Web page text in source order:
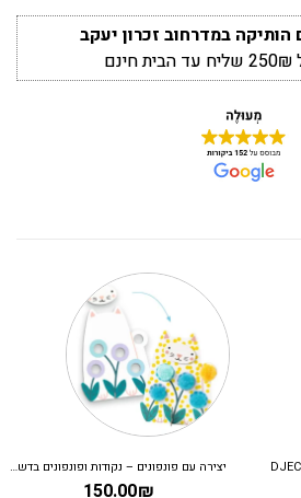
במדרחוב זכרון יעקב
יצירה עם פונפונים – נקודות ופונפונים בדשא DJECO
150.00₪